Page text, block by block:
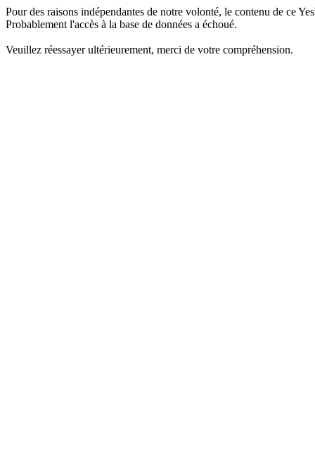
Pour des raisons indépendantes de notre volonté, le contenu de ce
Probablement l'accès à la base de données a échoué.
Veuillez réessayer ultérieurement, merci de votre compréhension.